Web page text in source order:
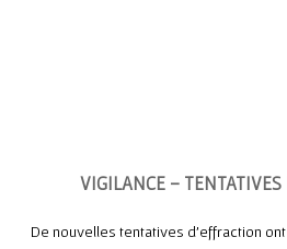
VIGILANCE – TENTATIVES
De nouvelles tentatives d’effraction